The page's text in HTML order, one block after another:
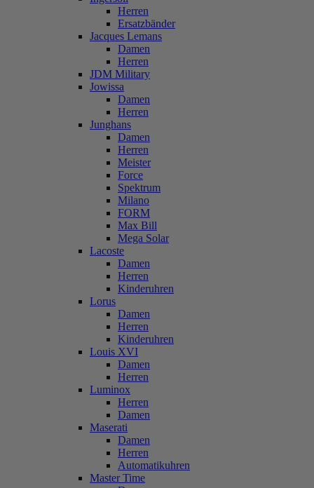
Herren
Ersatzbänder
Jacques Lemans
Damen
Herren
JDM Military
Jowissa
Damen
Herren
Junghans
Damen
Herren
Meister
Force
Spektrum
Milano
FORM
Max Bill
Mega Solar
Lacoste
Damen
Herren
Kinderuhren
Lorus
Damen
Herren
Kinderuhren
Louis XVI
Damen
Herren
Luminox
Herren
Damen
Maserati
Damen
Herren
Automatikuhren
Master Time